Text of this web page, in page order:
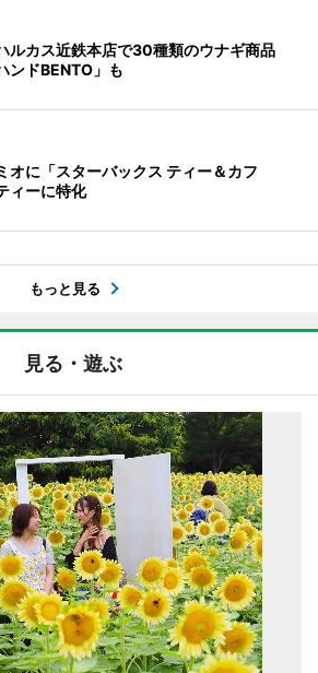
ルカス近鉄本店で30種類のウナギ商品
ンドBENTO」も
オに「スターバックス ティー＆カフ
ィーに特化
もっと見る
見る・遊ぶ